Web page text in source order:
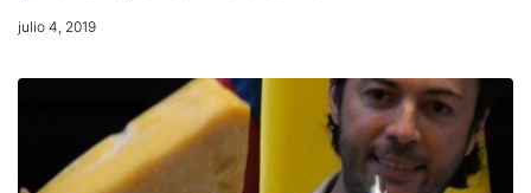
julio 4, 2019